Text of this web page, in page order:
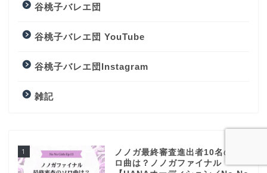
谷桃子バレエ団
谷桃子バレエ団 YouTube
谷桃子バレエ団Instagram
雑記
1
ノノガ最終審査進出者10名のソ
ロ曲は？ノノガファイナル